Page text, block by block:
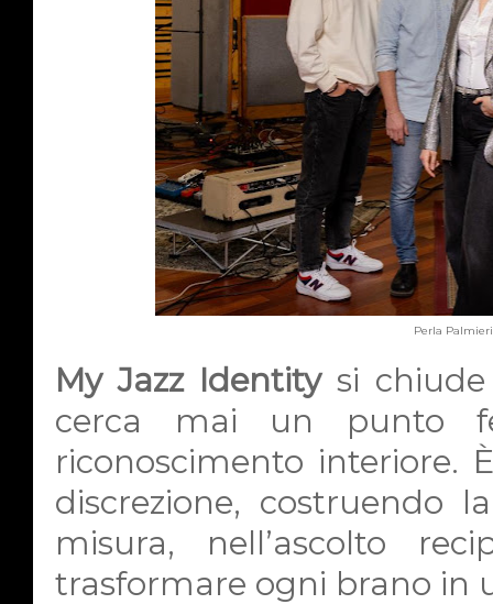
Perla
My Jazz Identitysi chiude
cerca mai un punto
riconoscimento interiore.
discrezione, costruendo
misura, nell’ascolto
trasformare ogni brano in